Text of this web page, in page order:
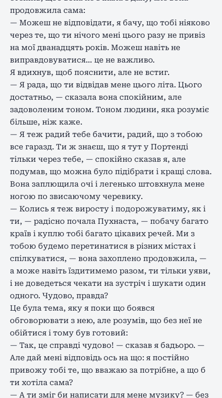
продовжила сама:
— Можеш не відповідати, я бачу, що тобі ніяково
через те, що ти нічого мені цього разу не привіз
на мої дванадцять років. Можеш навіть не
виправдовуватися… це не важливо.
Я вдихнув, щоб пояснити, але не встиг.
— Я рада, що ти відвідав мене цього літа. Цього
достатньо, — сказала вона спокійним, але
задоволеним тоном. Тоном людини, яка розуміє
більше, ніж каже.
— Я теж радий тебе бачити, радий, що з тобою
все гаразд. Ти ж знаєш, що я тут у Портенді
тільки через тебе, — спокійно сказав я, але
подумав, що можна було підібрати і кращі слова.
Вона заплющила очі і легенько штовхнула мене
ногою по звисаючому черевику.
— Колись я теж виросту і подорожуватиму, як і
ти, — радісно почала Пухнаста, — побачу багато
країв і куплю тобі багато цікавих речей. Ми з
тобою будемо перетинатися в різних містах і
спілкуватися, — вона захоплено продовжила, —
а може навіть їздитимемо разом, ти тільки уяви,
і не доведеться чекати на зустріч і шукати один
одного. Чудово, правда?
Це була тема, яку я поки що боявся
обговорювати з нею, але розумів, що без неї не
обійтися і тому був готовий:
— Так, це справді чудово! — сказав я бадьоро. —
Але дай мені відповідь ось на що: я постійно
привожу тобі те, що вважаю за потрібне, а що б
ти хотіла сама?
— А ти зміг би написати для мене музику? — без